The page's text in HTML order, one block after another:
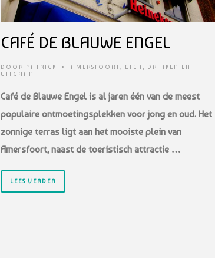
CAFÉ DE BLAUWE ENGEL
DOOR PATRICK • AMERSFOORT
ETEN, DRINKEN EN
UITGAAN
Café de Blauwe Engel is al jaren één van de meest
populaire ontmoetingsplekken voor jong en oud. Het
zonnige terras ligt aan het mooiste plein van
Amersfoort, naast de toeristisch attractie …
LEES VERDER